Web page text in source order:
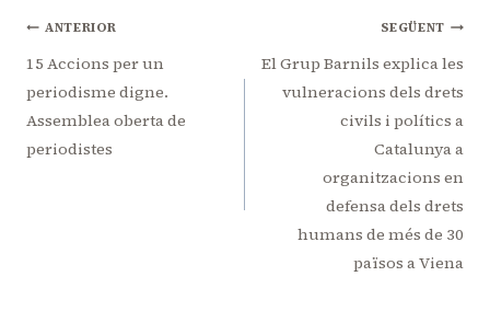
Navegació
d'entrades
ANTERIOR
15 Accions per un
periodisme digne.
Assemblea oberta de
periodistes
SEGÜENT
El Grup Barnils explica les
vulneracions dels drets
civils i polítics a
Catalunya a
organitzacions en
defensa dels drets
humans de més de 30
països a Viena